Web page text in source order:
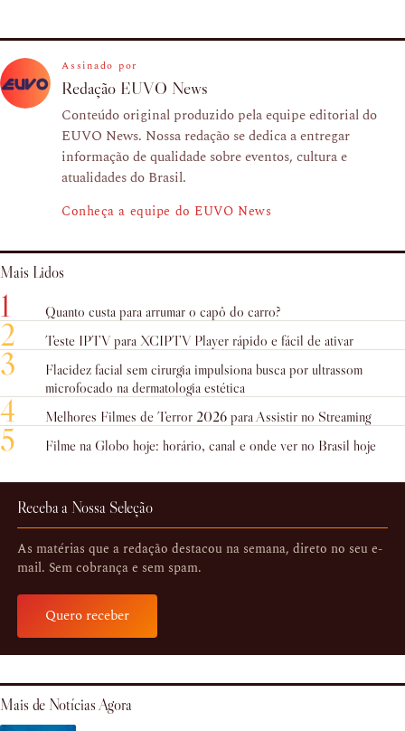
Assinado por
Redação EUVO News
Conteúdo original produzido pela equipe editorial do
EUVO News. Nossa redação se dedica a entregar
informação de qualidade sobre eventos, cultura e
atualidades do Brasil.
Conheça a equipe do EUVO News
Mais Lidos
1 Quanto custa para arrumar o capô do carro?
2 Teste IPTV para XCIPTV Player rápido e fácil de ativar
3
Flacidez facial sem cirurgia impulsiona busca por ultrassom
microfocado na dermatologia estética
4 Melhores Filmes de Terror 2026 para Assistir no Streaming
5 Filme na Globo hoje: horário, canal e onde ver no Brasil hoje
Receba a Nossa Seleção
As matérias que a redação destacou na semana, direto no seu e-
mail. Sem cobrança e sem spam.
Quero receber
Mais de Notícias Agora